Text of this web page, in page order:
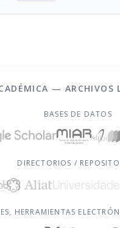
—
BASES DE DATOS
DIRECTORIOS /
HERRAMIENTAS